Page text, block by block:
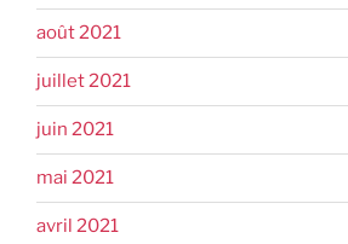
août 2021
juillet 2021
juin 2021
mai 2021
avril 2021